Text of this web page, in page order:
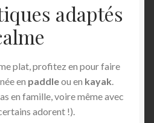
adaptés
plat, profitez en pour faire
en paddleou en kayak.
en famille, voire même avec
adorent !).